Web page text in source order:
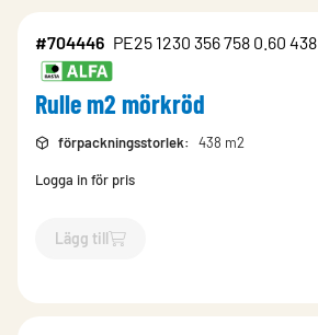
#704446 PE25 1230 356 758 0.60 438
Rulle m2 mörkröd
förpackningsstorlek: 438 m2
Logga in för pris
Lägg till
`$Lägg till